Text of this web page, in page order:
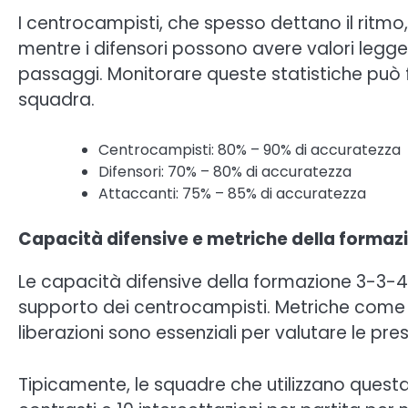
I centrocampisti, che spesso dettano il
mentre i difensori possono avere valori
passaggi. Monitorare queste statistiche può
squadra.
Centrocampisti: 80% – 90% di accuratezza
Difensori: 70% – 80% di accuratezza
Attaccanti: 75% – 85% di accuratezza
Capacità difensive e metriche della
Le capacità difensive della formazione 3-3-
supporto dei centrocampisti. Metriche
liberazioni sono essenziali per valutare le
Tipicamente, le squadre che utilizzano